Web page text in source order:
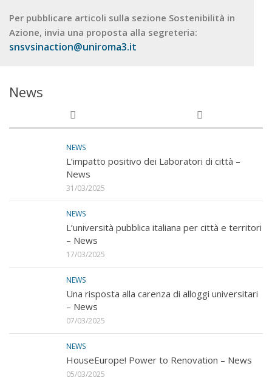
Per pubblicare articoli sulla sezione Sostenibilità in
Azione, invia una proposta alla segreteria:
snsvsinaction@uniroma3.it
News
NEWS
L’impatto positivo dei Laboratori di città –
News
31/03/2025
NEWS
L’università pubblica italiana per città e territori
– News
17/03/2025
NEWS
Una risposta alla carenza di alloggi universitari
– News
07/03/2025
NEWS
HouseEurope! Power to Renovation – News
05/03/2025